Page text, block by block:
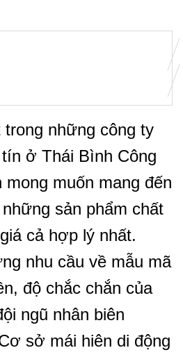
trong những công ty
ở Thái Bình Công
mong muốn mang đến
sản phẩm chất
cả hợp lý nhất.
nhu cầu về mẫu mã
độ chắc chắn của
ngũ nhân biên
sở mái hiên di động